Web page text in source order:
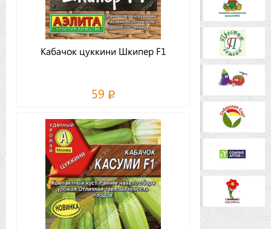
Кабачок цуккини Шкипер F1
59